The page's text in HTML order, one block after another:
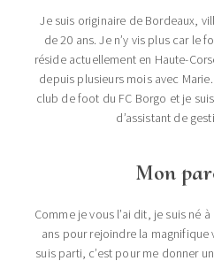
Je suis originaire de Bordeaux,
de 20 ans. Je n’y vis plus car le
réside actuellement en Haute-
depuis plusieurs mois avec
club de foot du FC Borgo et je
d’assistant de
Mon
Comme je vous l’ai dit, je suis né
ans pour rejoindre la
suis parti, c’est pour me donner